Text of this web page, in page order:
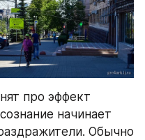
про эффект
начинает
Обычно